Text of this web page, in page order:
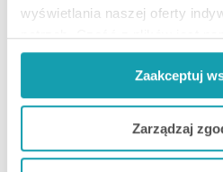
wyświetlania naszej oferty
potrzeb. Część z plików jest
do prawidłowego działania
funkcjonalności. W zależności
korzystasz z naszej witryny
do naszych Partnerów
Jeżeli chcesz dostosować
Zaakceptuj
Zarządzaj
Podmiot odpowiedzialny
Galderma Polska Sp. z o. o.
02-715 Warszawa,
Polska,
e-mail: